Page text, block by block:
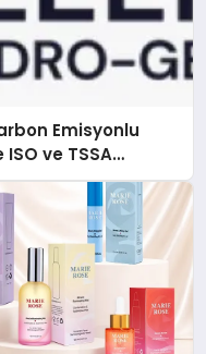
Emisyonlu
ve TSSA